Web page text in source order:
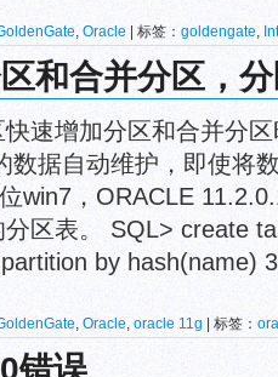
, Oracle | 标签： goldengate,
ora-26947 , REGISTER
和合并分区，
速增加分区和合并分
数据自动维护，即使将
win7，ORACLE
区表。 SQL> create
by hash(name)
, Oracle, oracle 11g | 标签：
错误